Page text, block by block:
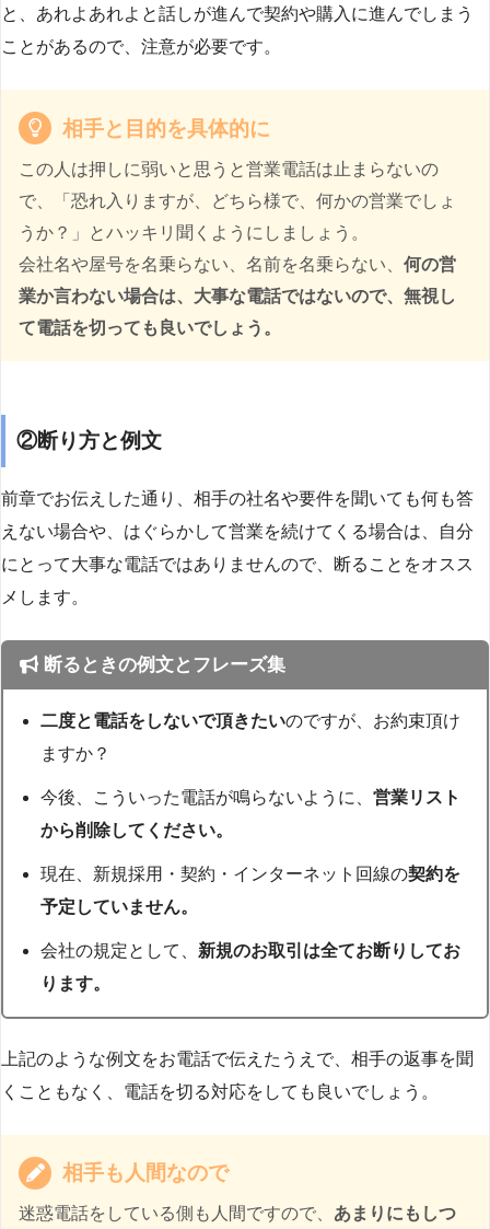
と、あれよあれよと話しが進んで契約や購入に進んでしまう
ことがあるので、注意が必要です。
相手と目的を具体的に
この人は押しに弱いと思うと営業電話は止まらないの
で、「恐れ入りますが、どちら様で、何かの営業でしょ
うか？」とハッキリ聞くようにしましょう。
会社名や屋号を名乗らない、名前を名乗らない、 何の営
業か言わない場合は、大事な電話ではないので、無視し
て電話を切っても良いでしょう。
②断り方と例文
前章でお伝えした通り、相手の社名や要件を聞いても何も答
えない場合や、はぐらかして営業を続けてくる場合は、自分
にとって大事な電話ではありませんので、断ることをオスス
メします。
断るときの例文とフレーズ集
二度と電話をしないで頂きたいのですが、お約束頂け
ますか？
今後、こういった電話が鳴らないように、営業リスト
から削除してください。
現在、新規採用・契約・インターネット回線の契約を
予定していません。
会社の規定として、 新規のお取引は全てお断りしてお
ります。
上記のような例文をお電話で伝えたうえで、相手の返事を聞
くこともなく、電話を切る対応をしても良いでしょう。
相手も人間なので
迷惑電話をしている側も人間ですので、 あまりにもしつ